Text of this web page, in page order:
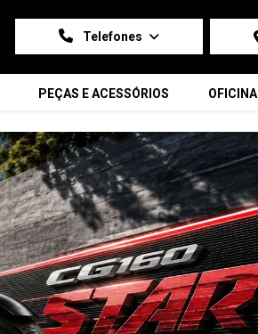
Telefones
PEÇAS E ACESSÓRIOS OFICINA